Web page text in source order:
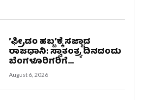
ʼಫ್ರೀಡಂ ಹಬ್ಬʼಕ್ಕೆ ಸಜ್ಜಾದ
ರಾಜಧಾನಿ: ಸ್ವಾತಂತ್ರ್ಯ ದಿನದಂದು
ಬೆಂಗಳೂರಿಗರಿಗೆ...
August 6, 2026